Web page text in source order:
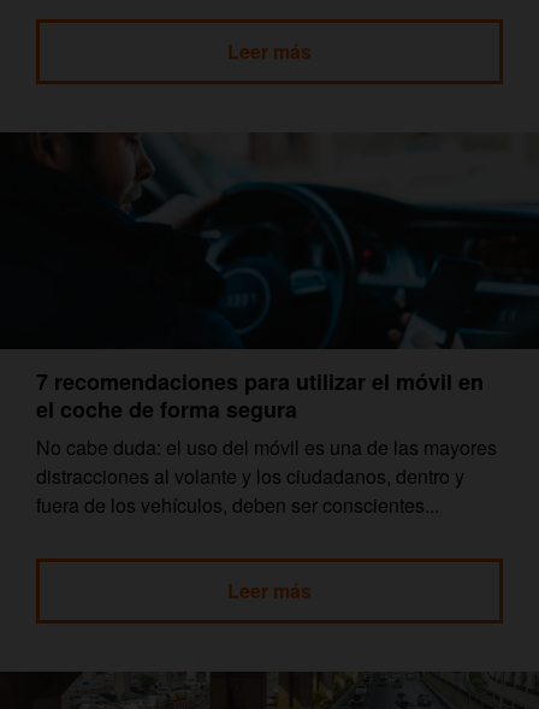
Leer más
7 recomendaciones para utilizar el móvil en
el coche de forma segura
No cabe duda: el uso del móvil es una de las mayores
distracciones al volante y los ciudadanos, dentro y
fuera de los vehículos, deben ser conscientes...
Leer más